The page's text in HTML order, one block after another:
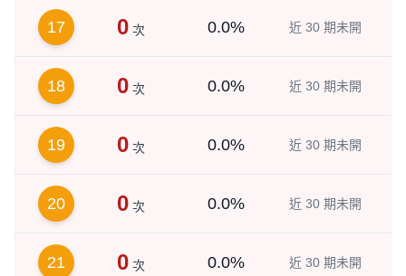
17 0 次 0.0% 近 30 期未開
18 0 次 0.0% 近 30 期未開
19 0 次 0.0% 近 30 期未開
20 0 次 0.0% 近 30 期未開
21 0 次 0.0% 近 30 期未開